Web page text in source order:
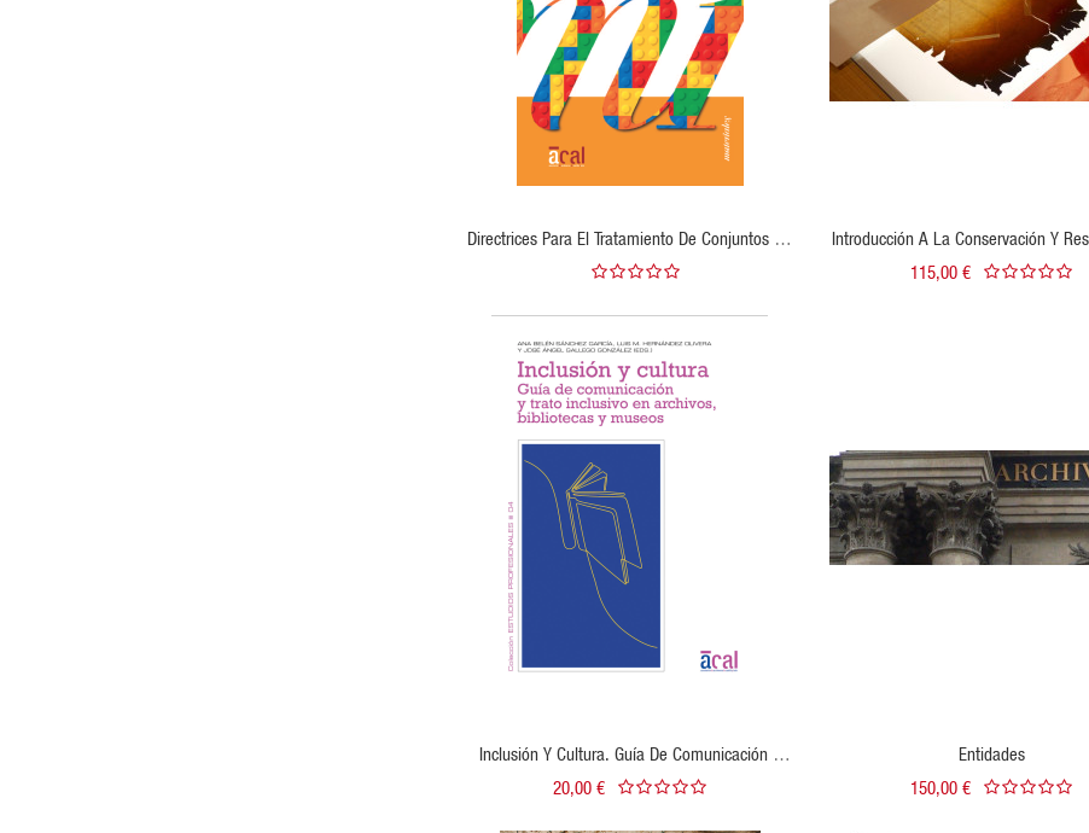
Directrices Para El Tratamiento De Conjuntos De
Datos En Los Archivos (edición Electrónica)
Introducción A La Conservación Y
Del Patrimonio Bibliográfico Y
115,00 €
VISTA RÁPIDA
VER PRODUCTO
Inclusión Y Cultura. Guía De Comunicación Y
Trato Inclusivo En Archivos, Bibliotecas Y
20,00 €
AÑADIR AL CARRITO
Entidades
150,00 €